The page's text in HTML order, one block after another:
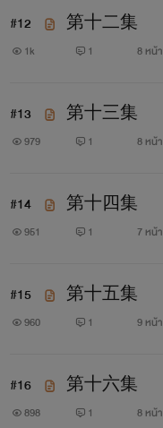
#12 第十二集
1k 1 8 หน้า
#13 第十三集
979 1 8 หน้า
#14 第十四集
951 1 7 หน้า
#15 第十五集
960 1 9 หน้า
#16 第十六集
898 1 8 หน้า